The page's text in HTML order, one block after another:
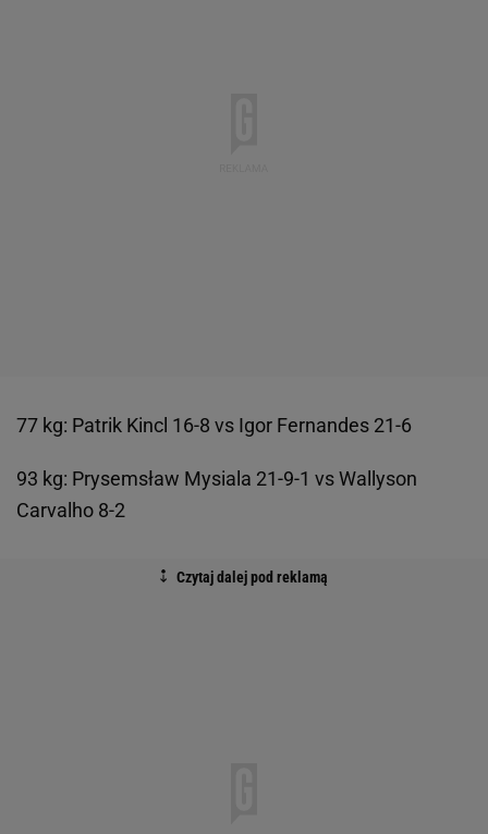
77 kg: Patrik Kincl 16-8 vs Igor Fernandes 21-6
93 kg: Prysemsław Mysiala 21-9-1 vs Wallyson
Carvalho 8-2